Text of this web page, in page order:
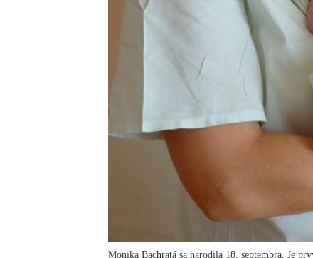
Monika Bachratá sa narodila 18. septembra. Je